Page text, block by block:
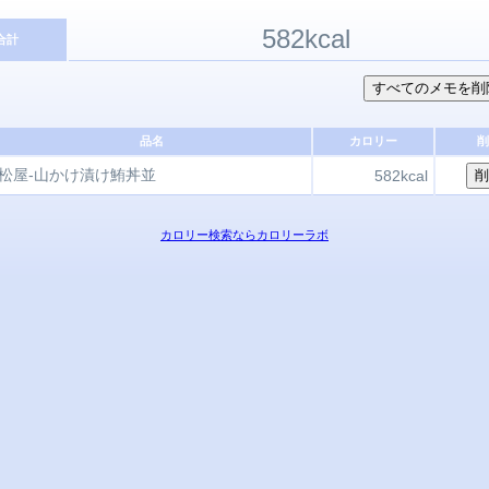
計 582kcal
品名 カロリー
屋-山かけ漬け鮪丼並 582kcal
カロリー検索ならカロリーラボ